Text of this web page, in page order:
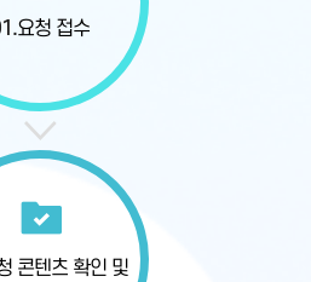
요청 접수
콘텐츠 확인 및